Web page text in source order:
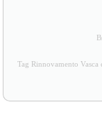
Tag Rinnovamento Vasca